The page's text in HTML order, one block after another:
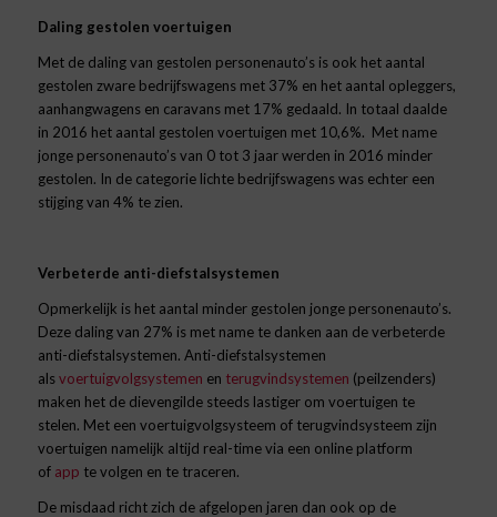
Daling gestolen voertuigen
Met de daling van gestolen personenauto’s is ook het aantal
gestolen zware bedrijfswagens met 37% en het aantal opleggers,
aanhangwagens en caravans met 17% gedaald. In totaal daalde
in 2016 het aantal gestolen voertuigen met 10,6%. Met name
jonge personenauto’s van 0 tot 3 jaar werden in 2016 minder
gestolen. In de categorie lichte bedrijfswagens was echter een
stijging van 4% te zien.
Verbeterde anti-diefstalsystemen
Opmerkelijk is het aantal minder gestolen jonge personenauto’s.
Deze daling van 27% is met name te danken aan de verbeterde
anti-diefstalsystemen. Anti-diefstalsystemen
alsvoertuigvolgsystemen en terugvindsystemen (peilzenders)
maken het de dievengilde steeds lastiger om voertuigen te
stelen. Met een voertuigvolgsysteem of terugvindsysteem zijn
voertuigen namelijk altijd real-time via een online platform
of app te volgen en te traceren.
De misdaad richt zich de afgelopen jaren dan ook op de